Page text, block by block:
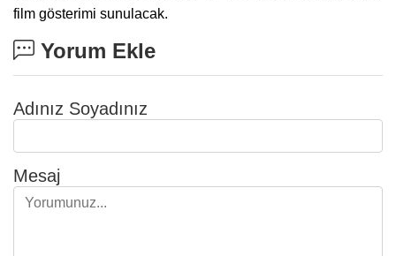
film gösterimi sunulacak.
Yorum Ekle
Adınız Soyadınız
Mesaj